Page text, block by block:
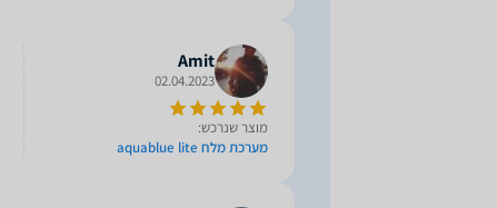
Amit
02.04.2023
מוצר שנרכש:
מערכת מלח aquablue lite